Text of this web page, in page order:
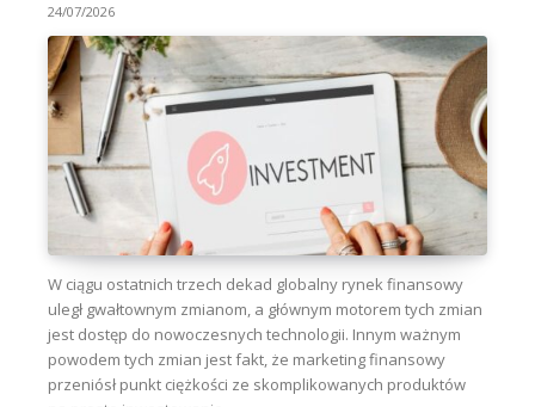
24/07/2026
W ciągu ostatnich trzech dekad globalny rynek finansowy
uległ gwałtownym zmianom, a głównym motorem tych zmian
jest dostęp do nowoczesnych technologii. Innym ważnym
powodem tych zmian jest fakt, że marketing finansowy
przeniósł punkt ciężkości ze skomplikowanych produktów